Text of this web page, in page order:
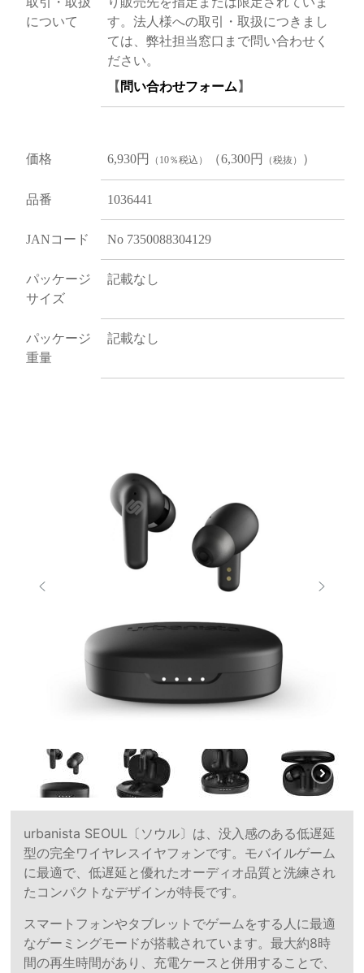
について
す。法人様への取引・取扱につきまし
ては、弊社担当窓口まで問い合わせく
ださい。
【 問い合わせフォーム 】
価格 6,930円 （10％税込） （6,300円 （税抜） ）
品番 1036441
JANコード No 7350088304129
パッケージ
サイズ
記載なし
パッケージ
重量
記載なし
urbanista SEOUL〔ソウル〕は、没入感のある低遅延
型の完全ワイヤレスイヤフォンです。モバイルゲーム
に最適で、低遅延と優れたオーディオ品質と洗練され
たコンパクトなデザインが特長です。
スマートフォンやタブレットでゲームをする人に最適
なゲーミングモードが搭載されています。最大約8時
間の再生時間があり、充電ケースと併用することで、